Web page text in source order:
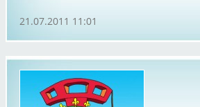
21.07.2011 11:01